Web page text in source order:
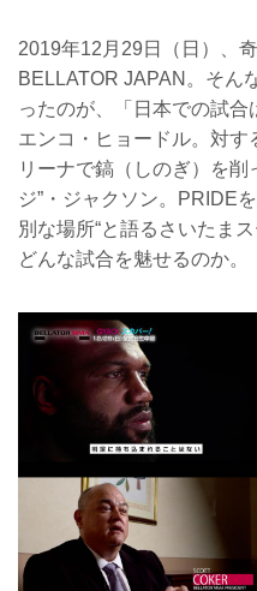
2019年12月29日（日）、
BELLATOR JAPAN。そん
ったのが、「日本での試
エンコ・ヒョードル。対
リーナで鎬（しのぎ）を削
ジ”・ジャクソン。PRIDE
別な場所“と語るさいたま
どんな試合を魅せるのか。